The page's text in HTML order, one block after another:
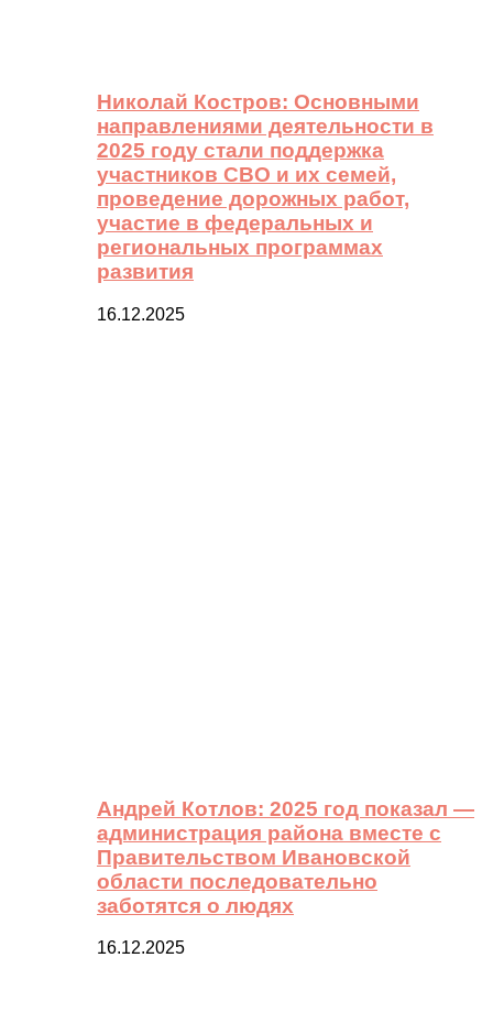
Николай Костров: Основными
направлениями деятельности в
2025 году стали поддержка
участников СВО и их семей,
проведение дорожных работ,
участие в федеральных и
региональных программах
развития
16.12.2025
Андрей Котлов: 2025 год показал —
администрация района вместе с
Правительством Ивановской
области последовательно
заботятся о людях
16.12.2025